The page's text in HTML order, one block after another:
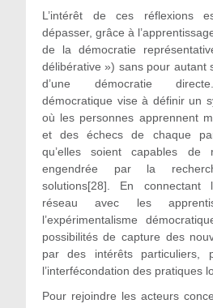
L’intérêt de ces réflexions
dépasser, grâce à
de la démocratie
délibérative ») sans pour autant
d’une démocratie directe.
démocratique vise à définir un
où les personnes apprennent
et des échecs de chaque
qu’elles soient capables de
engendrée par la
solutions[28]. En connectant
réseau avec les
l’expérimentalisme
possibilités de capture des
par des intérêts particuliers,
l’interfécondation des pratiques
Pour rejoindre les acteurs